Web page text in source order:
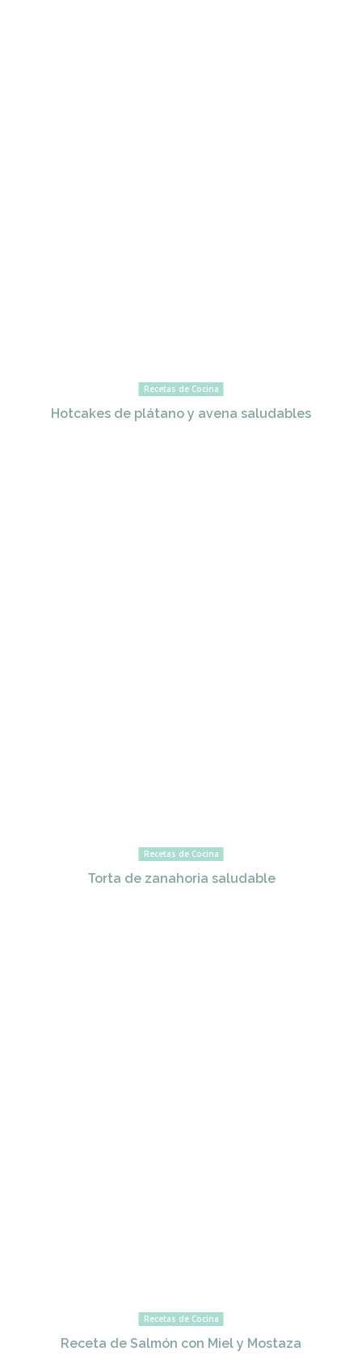
Recetas de Cocina
Hotcakes de plátano y avena saludables
Recetas de Cocina
Torta de zanahoria saludable
Recetas de Cocina
Receta de Salmón con Miel y Mostaza